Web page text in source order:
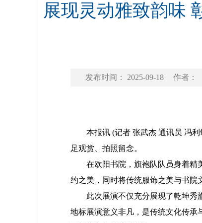
展现灵动雅致韵味
发布时间： 2025-09-18 作者：
本报讯 (记者 张武杰 通讯员 冯利
足观赏、拍照留念。
在欧阳书院，旗袍队队员身着精美
约之美，同时将传统服饰之美与书院
此次展演不仅充分展现了乾坤秀旗
地标展演意义非凡，是传统文化传承